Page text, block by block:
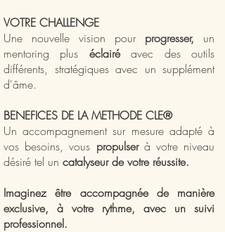
VOTRE CHALLENGE
Une nouvelle vision pour progresser, un
mentoring plus éclairéavec des outils
différents, stratégiques avec un supplément
d'âme.
BENEFICES DE LA METHODE CLE®
Un accompagnement sur mesure adapté à
vos besoins, vous propulser à votre niveau
désiré tel un catalyseur de votre réussite.
Imaginez être accompagnée de manière
exclusive, à votre rythme, avec un suivi
professionnel.